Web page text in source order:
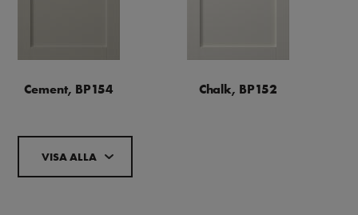
Cement, BP154 Chalk, BP152
VISA ALLA